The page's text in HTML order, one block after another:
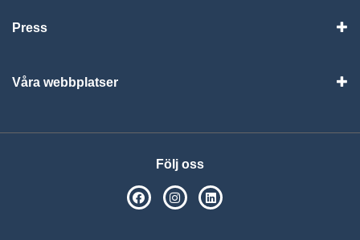
Press
Våra webbplatser
Följ oss
SPSM på Facebook
SPSM på Instagram